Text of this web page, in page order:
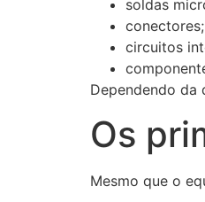
soldas
conectores;
circuitos
Dependendo da
Os
Mesmo que o